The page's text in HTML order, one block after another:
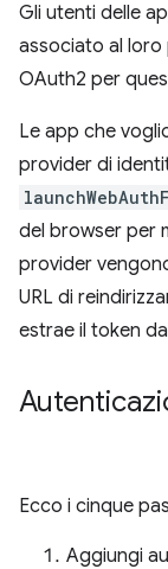
Gli utenti delle
associato al
OAuth2 per
Le app che
provider di
del browser per
provider
URL di
estrae il token
Ecco i cinque
Aggiungi